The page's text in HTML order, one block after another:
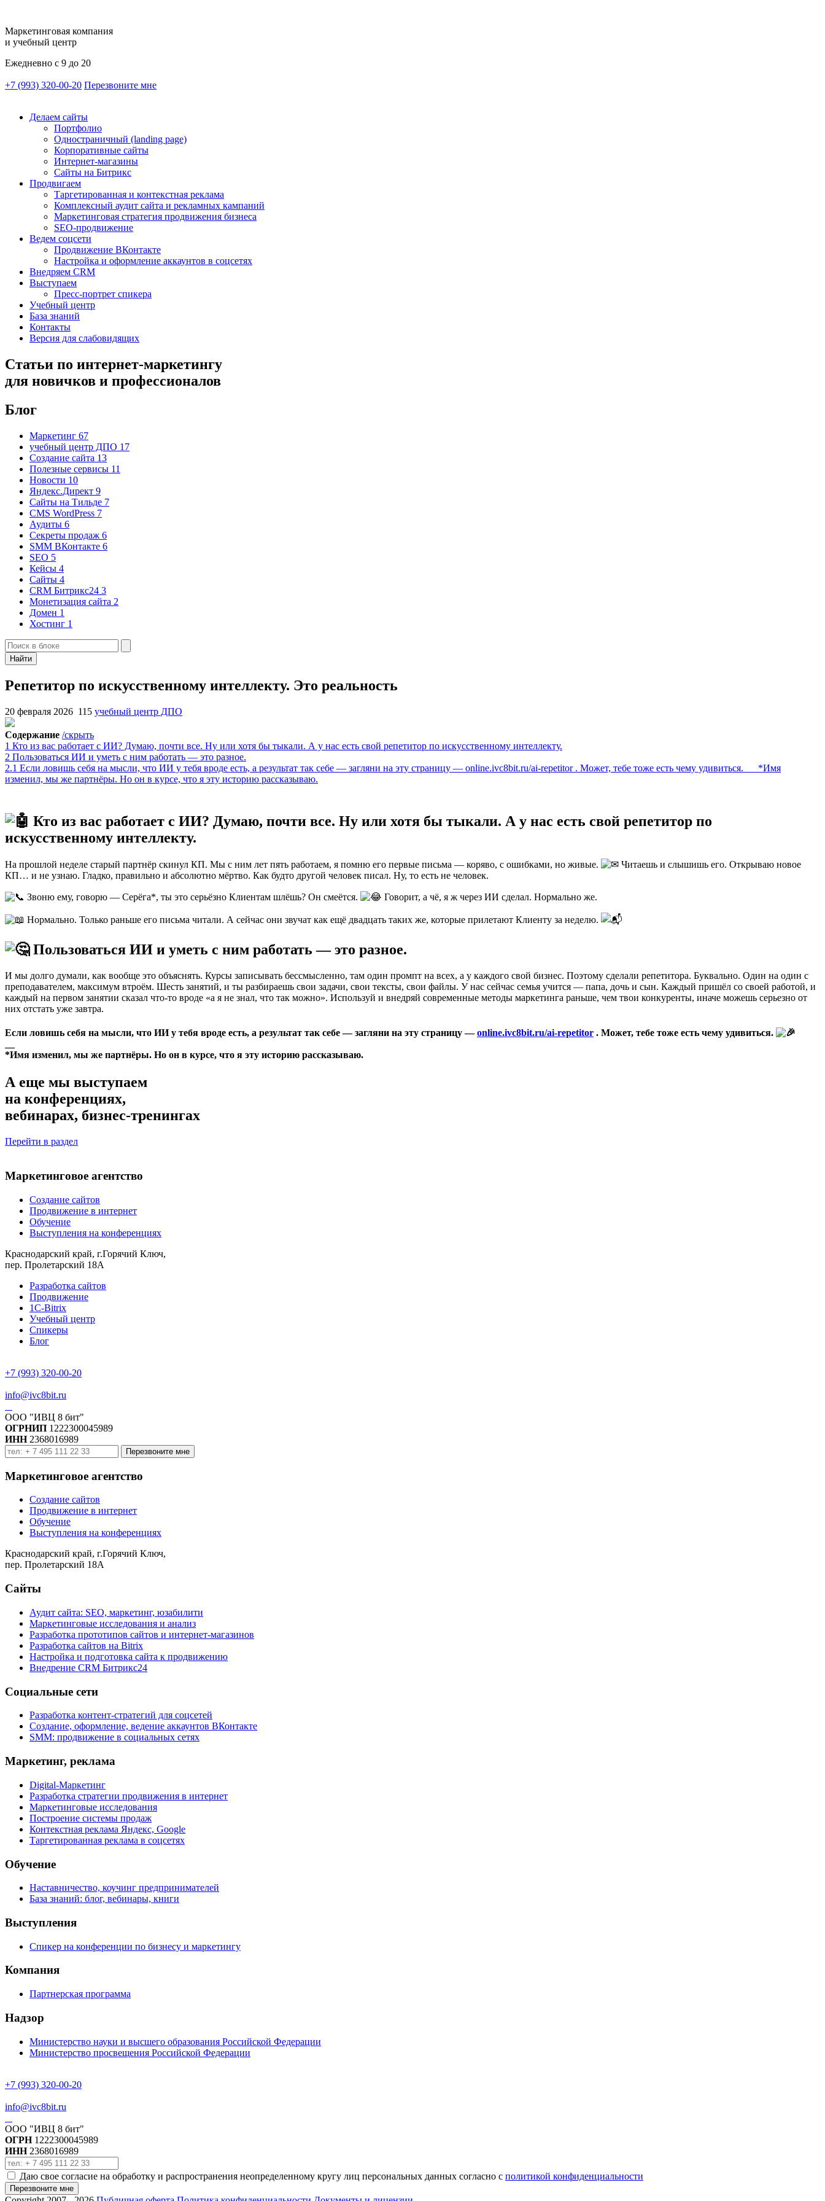
Маркетинговая компания
и учебный центр
Ежедневно с 9 до 20
+7 (993) 320-00-20 Перезвоните мне
Делаем сайты
Портфолио
Одностраничный (landing page)
Корпоративные сайты
Интернет-магазины
Сайты на Битрикс
Продвигаем
Таргетированная и контекстная реклама
Комплексный аудит сайта и рекламных кампаний
Маркетинговая стратегия продвижения бизнеса
SEO-продвижение
Ведем соцсети
Продвижение ВКонтакте
Настройка и оформление аккаунтов в соцсетях
Внедряем CRM
Выступаем
Пресс-портрет спикера
Учебный центр
База знаний
Контакты
Версия для слабовидящих
Cтатьи по интернет-маркетингу
для новичков и профессионалов
Блог
Маркетинг 67
учебный центр ДПО 17
Создание сайта 13
Полезные сервисы 11
Новости 10
Яндекс.Директ 9
Сайты на Тильде 7
CMS WordPress 7
Аудиты 6
Секреты продаж 6
SMM ВКонтакте 6
SEO 5
Кейсы 4
Сайты 4
CRM Битрикс24 3
Монетизация сайта 2
Домен 1
Хостинг 1
Найти
Репетитор по искусственному интеллекту. Это реальность
20 февраля 2026 115 учебный центр ДПО
Содержание /скрыть
1 Кто из вас работает с ИИ? Думаю, почти все. Ну или хотя бы тыкали. А у нас есть свой репетитор по искусственному интеллекту.
2 Пользоваться ИИ и уметь с ним работать — это разное.
2.1 Если ловишь себя на мысли, что ИИ у тебя вроде есть, а результат так себе — загляни на эту страницу — online.ivc8bit.ru/ai-repetitor . Может, тебе тоже есть чему удивиться. __ *Имя
изменил, мы же партнёры. Но он в курсе, что я эту историю рассказываю.
Кто из вас работает с ИИ? Думаю, почти все. Ну или хотя бы тыкали. А у нас есть свой репетитор по
искусственному интеллекту.
На прошлой неделе старый партнёр скинул КП. Мы с ним лет пять работаем, я помню его первые письма — коряво, с ошибками, но живые.
Читаешь и слышишь его. Открываю новое
КП… и не узнаю. Гладко, правильно и абсолютно мёртво. Как будто другой человек писал. Ну, то есть не человек.
Звоню ему, говорю — Серёга*, ты это серьёзно Клиентам шлёшь? Он смеётся. Говорит, а чё, я ж через ИИ сделал. Нормально же.
Нормально. Только раньше его письма читали. А сейчас они звучат как ещё двадцать таких же, которые прилетают Клиенту за неделю.
Пользоваться ИИ и уметь с ним работать — это разное.
И мы долго думали, как вообще это объяснять. Курсы записывать бессмысленно, там один промпт на всех, а у каждого свой бизнес. Поэтому сделали репетитора. Буквально. Один на один с
преподавателем, максимум втроём. Шесть занятий, и ты разбираешь свои задачи, свои тексты, свои файлы. У нас сейчас семья учится — папа, дочь и сын. Каждый пришёл со своей работой, и
каждый на первом занятии сказал что-то вроде «а я не знал, что так можно». Используй и внедряй современные методы маркетинга раньше, чем твои конкуренты, иначе можешь серьезно от
них отстать уже завтра.
Если ловишь себя на мысли, что ИИ у тебя вроде есть, а результат так себе — загляни на эту страницу —online.ivc8bit.ru/ai-repetitor . Может, тебе тоже есть чему удивиться.
*Имя изменил, мы же партнёры. Но он в курсе, что я эту историю рассказываю.
А еще мы выступаем
на конференциях,
вебинарах, бизнес-тренингах
Перейти в раздел
Маркетинговое агентство
Создание сайтов
Продвижение в интернет
Обучение
Выступления на конференциях
Краснодарский край, г.Горячий Ключ,
пер. Пролетарский 18А
Разработка сайтов
Продвижение
1С-Bitrix
Учебный центр
Спикеры
Блог
+7 (993) 320-00-20
info@ivc8bit.ru
ООО "ИВЦ 8 бит"
ОГРНИП 1222300045989
ИНН 2368016989
Перезвоните мне
Маркетинговое агентство
Создание сайтов
Продвижение в интернет
Обучение
Выступления на конференциях
Краснодарский край, г.Горячий Ключ,
пер. Пролетарский 18А
Сайты
Аудит сайта: SEO, маркетинг, юзабилити
Маркетинговые исследования и анализ
Разработка прототипов сайтов и интернет-магазинов
Разработка сайтов на Bitrix
Настройка и подготовка сайта к продвижению
Внедрение CRM Битрикс24
Социальные сети
Разработка контент-стратегий для соцсетей
Создание, оформление, ведение аккаунтов ВКонтакте
SMM: продвижение в социальных сетях
Маркетинг, реклама
Digital-Маркетинг
Разработка стратегии продвижения в интернет
Маркетинговые исследования
Построение системы продаж
Контекстная реклама Яндекс, Google
Таргетированная реклама в соцсетях
Обучение
Наставничество, коучинг предпринимателей
База знаний: блог, вебинары, книги
Выступления
Спикер на конференции по бизнесу и маркетингу
Компания
Партнерская программа
Надзор
Министерство науки и высшего образования Российской Федерации
Министерство просвещения Российской Федерации
+7 (993) 320-00-20
info@ivc8bit.ru
ООО "ИВЦ 8 бит"
ОГРН 1222300045989
ИНН 2368016989
Даю свое согласие на обработку и распространения неопределенному кругу лиц персональных данных согласно с политикой конфиденциальности
Перезвоните мне